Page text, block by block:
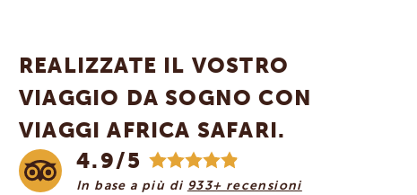
REALIZZATE IL VOSTRO
VIAGGIO DA SOGNO CON
VIAGGI AFRICA SAFARI.
4.9/5
In base a più di 933+ recensioni